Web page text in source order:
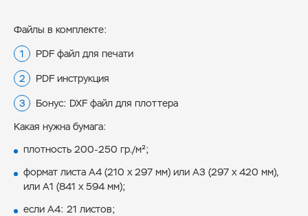
Файлы в комплекте:
PDF файл для печати
PDF инструкция
Бонус: DXF файл для плоттера
Какая нужна бумага:
плотность 200-250 гр./м²;
формат листа А4 (210 х 297 мм) или А3 (297 х 420 мм),
или А1 (841 х 594 мм);
если А4: 21 листов;